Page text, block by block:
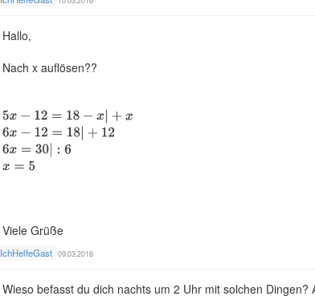
Hallo,
Nach x auflösen??
Viele Grüße
IchHelfeGast 09.03.2016
Wieso befasst du dich nachts um 2 Uhr mit solchen